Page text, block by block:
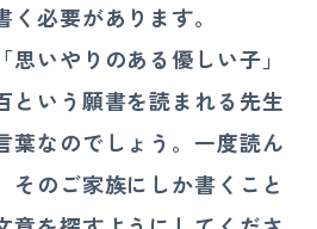
必要があります。
思いやりのある優しい子」
という願書を読まれる先生
葉なのでしょう。一度読ん
そのご家族にしか書くこと